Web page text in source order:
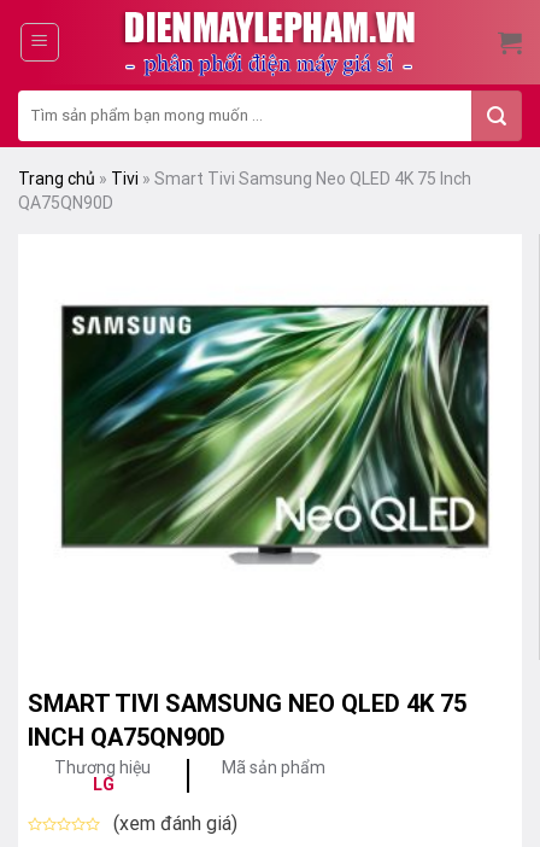
kiếm:
Trang chủ » Tivi » Smart Tivi Samsung Neo QLED 4K 75 Inch
QA75QN90D
SMART TIVI SAMSUNG NEO QLED 4K 75
INCH QA75QN90D
Thương hiệu
LG
Mã sản phẩm
(xem đánh giá)